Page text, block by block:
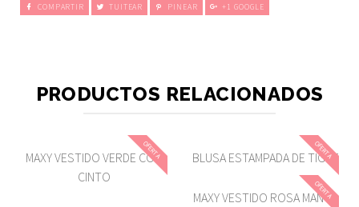
COMPARTIR TUITEAR PINEAR +1 GOOGLE
PRODUCTOS RELACIONADOS
OFERTA
MAXY VESTIDO VERDE CON
CINTO
OFERTA
BLUSA ESTAMPADA DE TIGRE
OFERTA
MAXY VESTIDO ROSA MANGA